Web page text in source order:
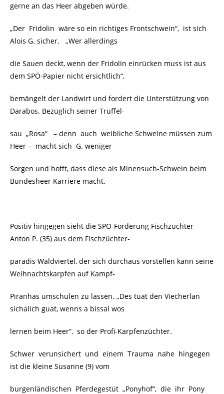
gerne an das Heer abgeben würde.
„Der Fridolin wäre so ein richtiges Frontschwein“, ist sich
Alois G. sicher. „Wer allerdings
die Sauen deckt, wenn der Fridolin einrücken muss ist aus
dem SPÖ-Papier nicht ersichtlich“,
bemängelt der Landwirt und fordert die Unterstützung von
Darabos. Bezüglich seiner Trüffel-
sau „Rosa“ – denn auch weibliche Schweine müssen zum
Heer – macht sich G. weniger
Sorgen und hofft, dass diese als Minensuch-Schwein beim
Bundesheer Karriere macht.
Positiv hingegen sieht die SPÖ-Forderung Fischzüchter
Anton P. (35) aus dem Fischzüchter-
paradis Waldviertel, der sich durchaus vorstellen kann seine
Weihnachtskarpfen auf Kampf-
Piranhas umschulen zu lassen. „Des tuat den Viecherlan
sichalich guat, wenns a bissal wos
lernen beim Heer“, so der Profi-Karpfenzüchter.
Schwer verunsichert und einem Trauma nahe hingegen
ist die kleine Susanne (9) vom
burgenländischen Pferdegestüt „Ponyhof“, die ihr Pony